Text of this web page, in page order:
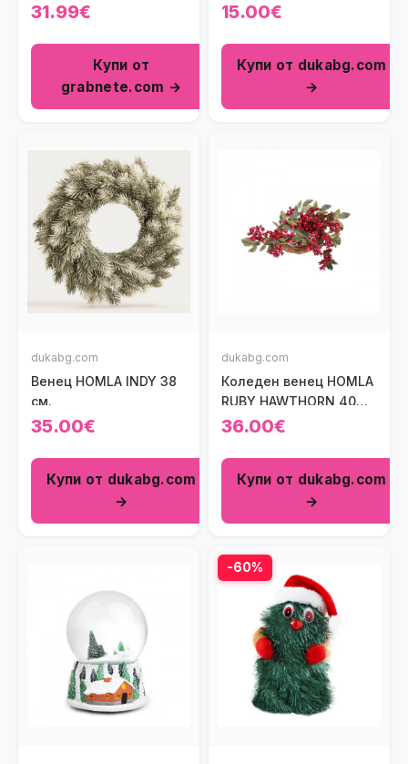
31.99€
Купи от
grabnete.com →
15.00€
Купи от dukabg.com
→
dukabg.com
Венец HOMLA INDY 38
см.
35.00€
Купи от dukabg.com
→
dukabg.com
Коледен венец HOMLA
RUBY HAWTHORN 40
см.
36.00€
Купи от dukabg.com
→
-60%